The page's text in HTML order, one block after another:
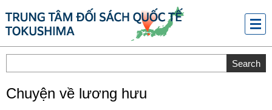
ュー
Chuyện về lương hưu